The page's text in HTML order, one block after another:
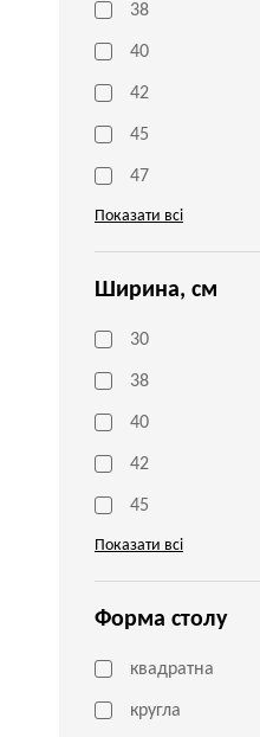
38
40
42
45
47
Показати всі
Ширина, см
30
38
40
42
45
Показати всі
Форма столу
квадратна
кругла